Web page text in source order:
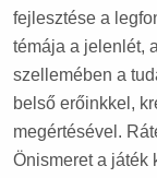
fejlesztése a
témája a jelenlét,
szellemében a
belső erőinkkel,
megértésével.
Önismeret a játék